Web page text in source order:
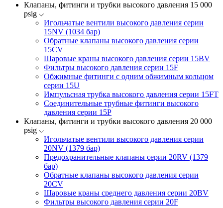
Клапаны, фитинги и трубки высокого давления 15 000
psig
Игольчатые вентили высокого давления серии
15NV (1034 бар)
Обратные клапаны высокого давления серии
15CV
Шаровые краны высокого давления серии 15BV
Фильтры высокого давления серии 15F
Обжимные фитинги с одним обжимным кольцом
серии 15U
Импульсная трубка высокого давления серии 15FT
Соединительные трубные фитинги высокого
давления серии 15P
Клапаны, фитинги и трубки высокого давления 20 000
psig
Игольчатые вентили высокого давления серии
20NV (1379 бар)
Предохранительные клапаны серии 20RV (1379
бар)
Обратные клапаны высокого давления серии
20CV
Шаровые краны среднего давления серии 20BV
Фильтры высокого давления серии 20F